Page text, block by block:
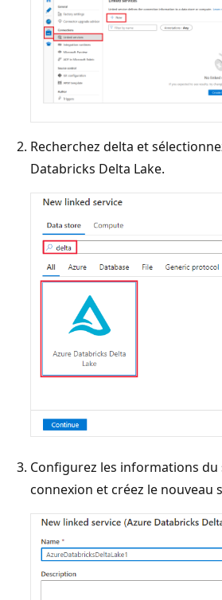
Recherchez delta et
Databricks Delta Lake.
Configurez les informations du
connexion et créez le nouveau